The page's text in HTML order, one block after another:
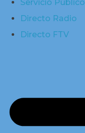
Servicio Público
Directo Radio
Directo FTV